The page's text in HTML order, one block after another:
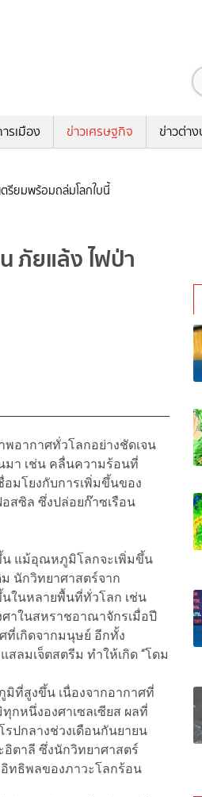
รเมือง ข่าวเศรษฐกิจ ข่าวต่าง
รียมพร้อมถล่มโลกใบนี้
ภัยแล้ง ไฟป่า
อากาศทั่วโลกอย่างชัดเจน
มา เช่น คลื่นความร้อนที่
มโยงกับการเพิ่มขึ้นของ
สซิล ซึ่งปล่อยก๊าซเรือน
น แม้อุณหภูมิโลกจะเพิ่มขึ้น
นักวิทยาศาสตร์จาก
นในหลายพื้นที่ทั่วโลก เช่น
าในสหราชอาณาจักรเมื่อปี
ที่เกิดจากมนุษย์ อีกทั้ง
ลมเจ็ตสตรีม ทำให้เกิด “โดม
ที่สูงขึ้น เนื่องจากอากาศที่
หนึ่งองศาเซลเซียส ผลที่
ปกลางช่วงเดือนกันยายน
อิตาลี ซึ่งนักวิทยาศาสตร์
ทธิพลของภาวะโลกร้อน